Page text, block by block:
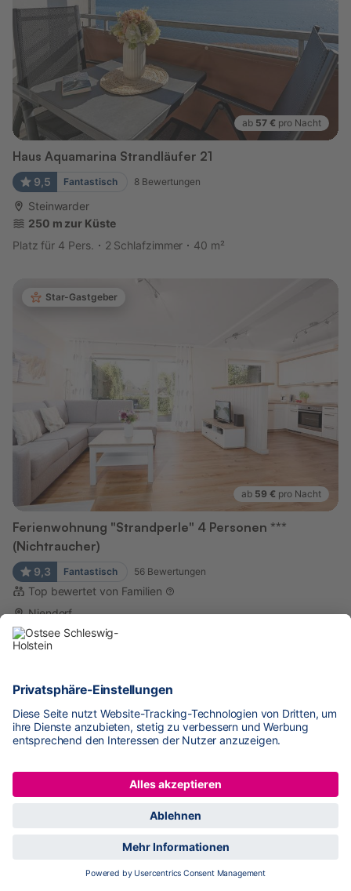
ab 57 € pro Nacht
Haus Aquamarina Strandläufer 21
9,5 Fantastisch 8 Bewertungen
Steinwarder
250 m zur Küste
Platz für 4 Pers.
2 Schlafzimmer 40 m²
Star-Gastgeber
ab 59 € pro Nacht
Ferienwohnung "Strandperle" 4 Personen ***
(Nichtraucher)
9,3 Fantastisch 56 Bewertungen
Top bewertet von Familien
Niendorf
200 m zur Küste
Platz für 4 Pers.